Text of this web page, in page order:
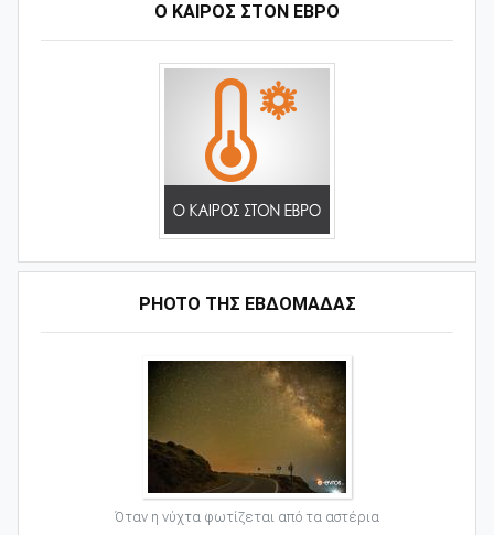
Ο ΚΑΙΡΟΣ ΣΤΟΝ ΕΒΡΟ
PHOTO ΤΗΣ ΕΒΔΟΜΑΔΑΣ
Όταν η νύχτα φωτίζεται από τα αστέρια